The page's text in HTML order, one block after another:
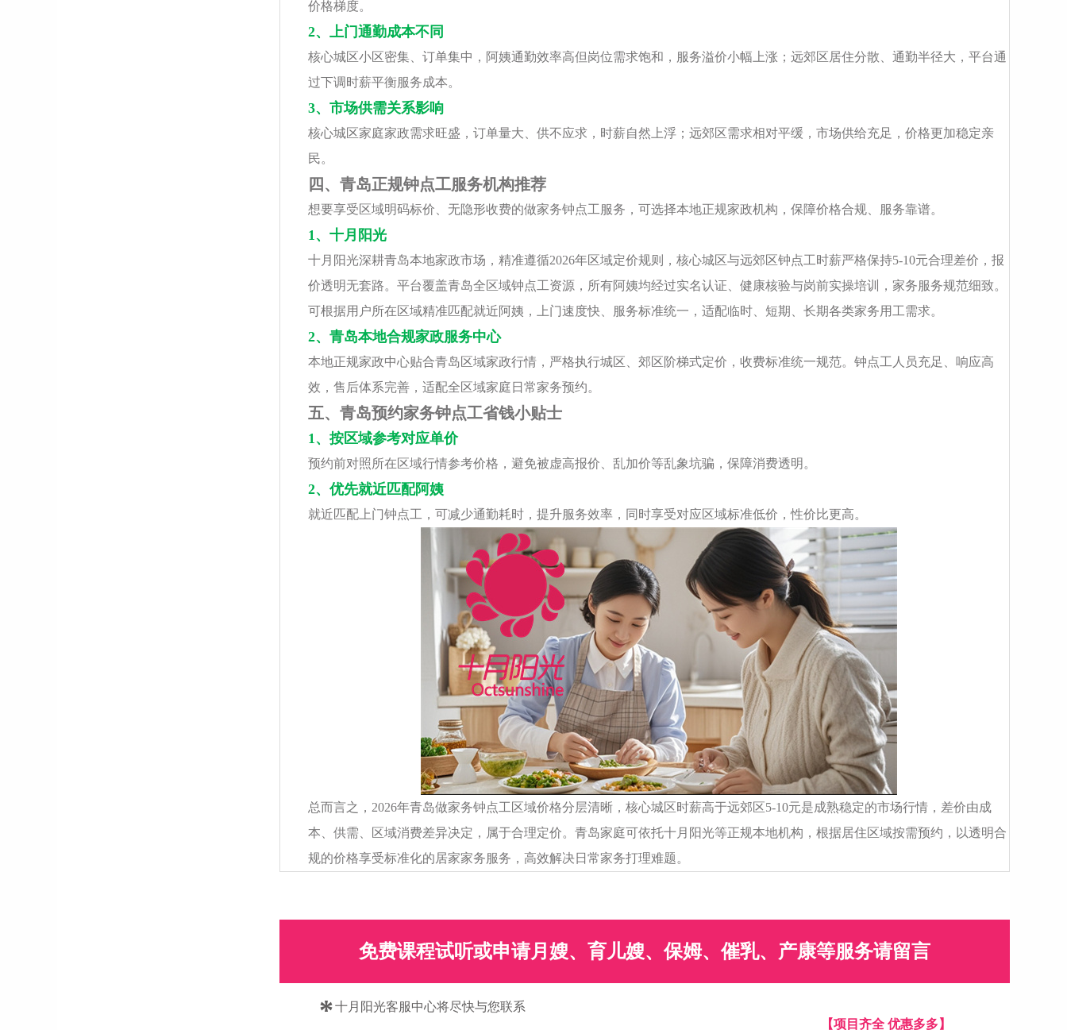
价格梯度。
2、上门通勤成本不同
核心城区小区密集、订单集中，阿姨通勤效率高但岗位需求饱和，服务溢价小幅上涨；远郊区居住分散、通勤半径大，平台通
过下调时薪平衡服务成本。
3、市场供需关系影响
核心城区家庭家政需求旺盛，订单量大、供不应求，时薪自然上浮；远郊区需求相对平缓，市场供给充足，价格更加稳定亲
民。
四、青岛正规钟点工服务机构推荐
想要享受区域明码标价、无隐形收费的做家务钟点工服务，可选择本地正规家政机构，保障价格合规、服务靠谱。
1、十月阳光
十月阳光深耕青岛本地家政市场，精准遵循2026年区域定价规则，核心城区与远郊区钟点工时薪严格保持5-10元合理差价，报
价透明无套路。平台覆盖青岛全区域钟点工资源，所有阿姨均经过实名认证、健康核验与岗前实操培训，家务服务规范细致。
可根据用户所在区域精准匹配就近阿姨，上门速度快、服务标准统一，适配临时、短期、长期各类家务用工需求。
2、青岛本地合规家政服务中心
本地正规家政中心贴合青岛区域家政行情，严格执行城区、郊区阶梯式定价，收费标准统一规范。钟点工人员充足、响应高
效，售后体系完善，适配全区域家庭日常家务预约。
五、青岛预约家务钟点工省钱小贴士
1、按区域参考对应单价
预约前对照所在区域行情参考价格，避免被虚高报价、乱加价等乱象坑骗，保障消费透明。
2、优先就近匹配阿姨
就近匹配上门钟点工，可减少通勤耗时，提升服务效率，同时享受对应区域标准低价，性价比更高。
总而言之，2026年青岛做家务钟点工区域价格分层清晰，核心城区时薪高于远郊区5-10元是成熟稳定的市场行情，差价由成
本、供需、区域消费差异决定，属于合理定价。青岛家庭可依托十月阳光等正规本地机构，根据居住区域按需预约，以透明合
规的价格享受标准化的居家家务服务，高效解决日常家务打理难题。
免费课程试听或申请月嫂、育儿嫂、保姆、催乳、产康等服务请留言
*十月阳光客服中心将尽快与您联系
【项目齐全 优惠多多】